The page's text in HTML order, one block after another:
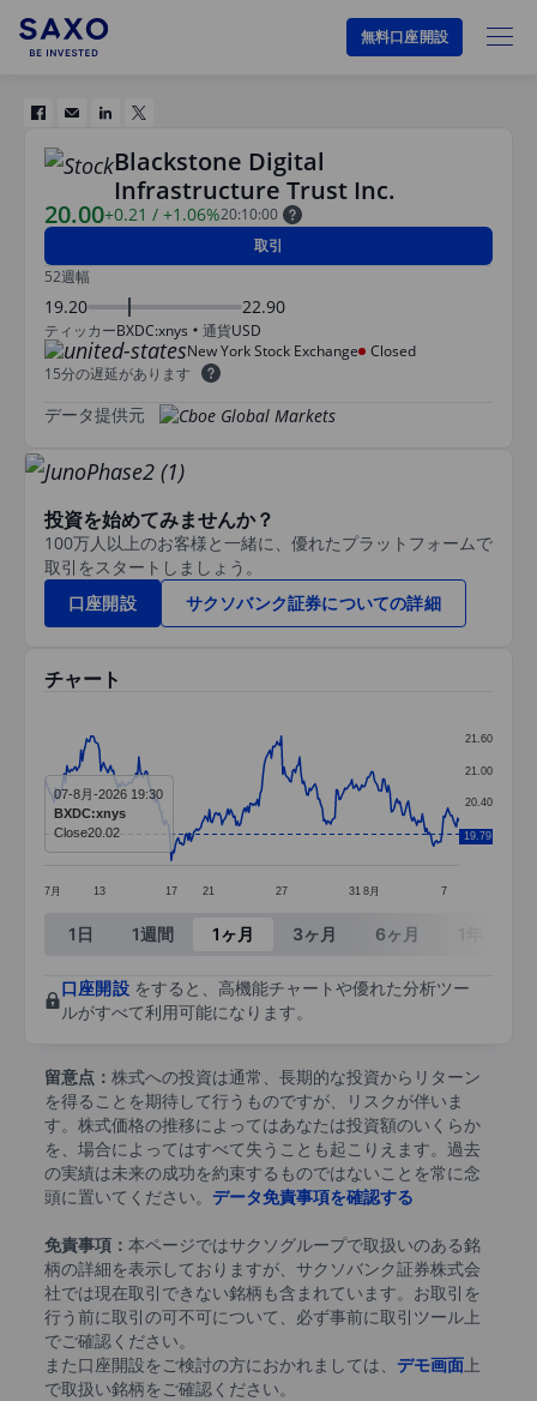
無料口座開設
Blackstone Digital
Infrastructure Trust Inc.
20.00+0.21 / +1.06%20:10:00
取引
52週幅
19.20 22.90
ティッカーBXDC:xnys 通貨USD
New York Stock Exchange
Closed
15分の遅延があります
データ提供元
投資を始めてみませんか？
100万人以上のお客様と一緒に、優れたプラットフォームで
取引をスタートしましょう。
口座開設
サクソバンク証券についての詳細
チャート
Line chart with 295 data points.
The chart has 1 X axis displaying categories.
The chart has 1 Y axis displaying values. Data
7月 13 17 21 27 31 8月 7
19.80
20.40
21.00
21.60
19.79
07-8月-2026 19:30
BXDC:xnys
Close20.02
End of interactive chart.
1日 1週間 1ヶ月 3ヶ月 6ヶ月
口座開設をすると、高機能チャートや優れた分析ツー
ルがすべて利用可能になります。
留意点： 株式への投資は通常、長期的な投資からリターン
を得ることを期待して行うものですが、リスクが伴いま
す。株式価格の推移によってはあなたは投資額のいくらか
を、場合によってはすべて失うことも起こりえます。過去
の実績は未来の成功を約束するものではないことを常に念
頭に置いてください。 データ免責事項を確認する
免責事項： 本ページではサクソグループで取扱いのある銘
柄の詳細を表示しておりますが、サクソバンク証券株式会
社では現在取引できない銘柄も含まれています。お取引を
行う前に取引の可不可について、必ず事前に取引ツール上
でご確認ください。
また口座開設をご検討の方におかれましては、 デモ画面 上
で取扱い銘柄をご確認ください。